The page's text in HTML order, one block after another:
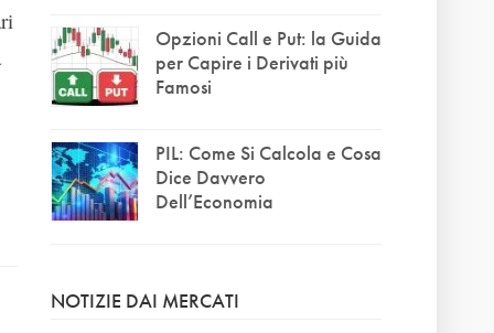
Opzioni Call e Put: la Guida
per Capire i Derivati più
Famosi
PIL: Come Si Calcola e Cosa
Dice Davvero
Dell’Economia
NOTIZIE DAI MERCATI